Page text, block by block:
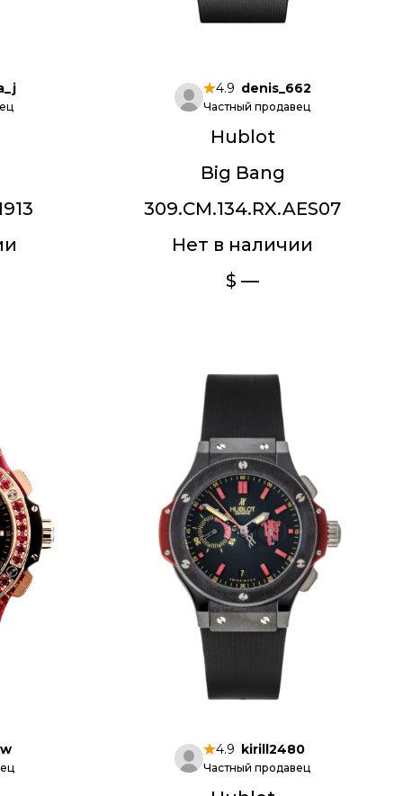
4.9 denis_662
Частный продавец
Hublot
Big Bang
309.CM.134.RX.AES07
Нет в наличии
$ —
4.9 kirill2480
Частный продавец